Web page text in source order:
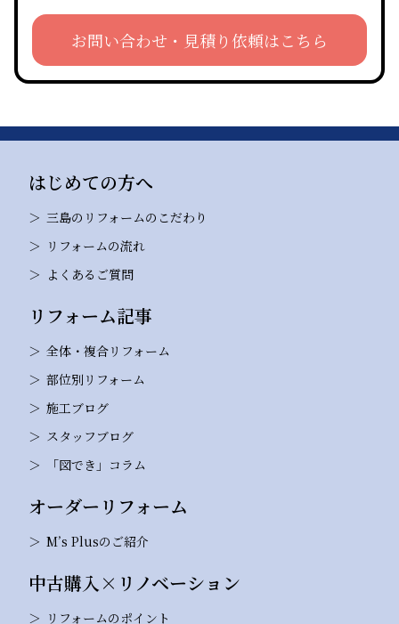
お問い合わせ・見積り依頼はこちら
はじめての方へ
三島のリフォームのこだわり
リフォームの流れ
よくあるご質問
リフォーム記事
全体・複合リフォーム
部位別リフォーム
施工ブログ
スタッフブログ
「図でき」コラム
オーダーリフォーム
M’s Plusのご紹介
中古購入×リノベーション
リフォームのポイント